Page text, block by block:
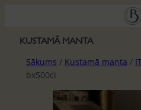
saturuKUSTAMĀ MANTA
Sākums / Kustamā manta /
bx500ci